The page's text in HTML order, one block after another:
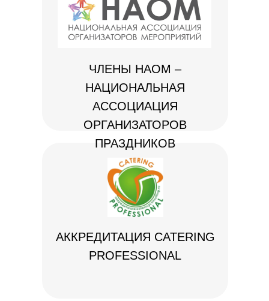
НАЦИОНАЛЬНАЯ
АССОЦИАЦИЯ
ОРГАНИЗАТОРОВ
ПРАЗДНИКОВ
PROFESSIONAL